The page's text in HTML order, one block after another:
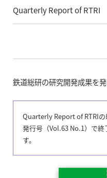
Quarterly Report of RTRI
鉄道総研の研究開発成果を
Quarterly Report of RTRI
発行号（Vol.63 No.1）で
す。